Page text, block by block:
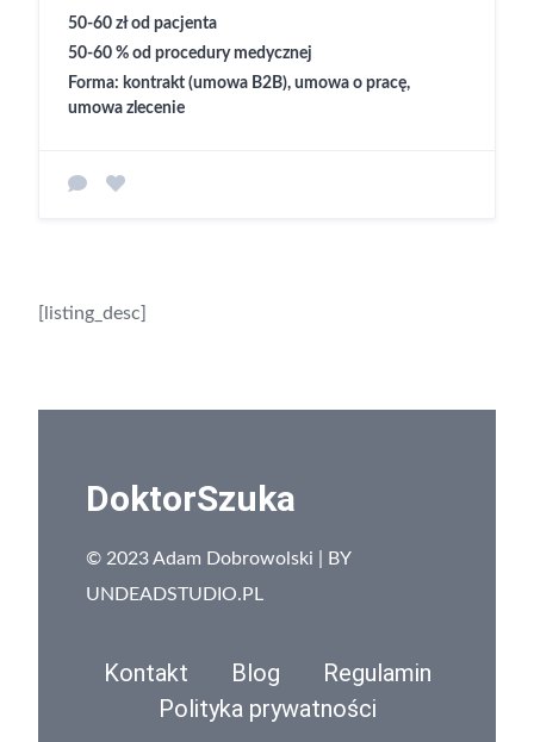
50-60 zł od pacjenta
50-60 % od procedury medycznej
Forma: kontrakt (umowa B2B), umowa o pracę,
umowa zlecenie
[listing_desc]
DoktorSzuka
© 2023 Adam Dobrowolski | BY
UNDEADSTUDIO.PL
Kontakt Blog
Regulamin
Polityka prywatności